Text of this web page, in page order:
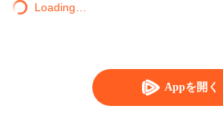
Appを開く
Loading…